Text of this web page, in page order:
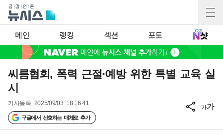
메인 랭킹 섹션 포토
씨름협회, 폭력 근절·예방 위한 특별 교육 실
시
기사등록 2025/09/03 18:16:41
구글에서 선호하는 매체로 추가
가가